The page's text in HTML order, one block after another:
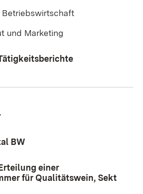
Betriebswirtschaft
und Marketing
BW
einer
für Qualitätswein, Sekt